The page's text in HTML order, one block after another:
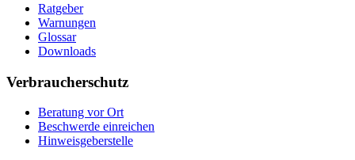
Ratgeber
Warnungen
Glossar
Downloads
Verbraucherschutz
Beratung vor Ort
Beschwerde einreichen
Hinweisgeberstelle